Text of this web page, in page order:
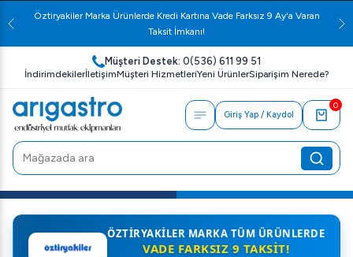
Öztiryakiler Marka Ürünlerde Kredi Kartına Vade Farksız 9 Ay'a Varan
Taksit İmkanı!
Müşteri Destek: 0(536) 611 99 51
İndirimdekilerİletişimMüşteri HizmetleriYeni ÜrünlerSiparişim Nerede?
Giriş Yap / Kaydol
0
ÖZTIRYAKILER MARKA TÜM ÜRÜNLERDE
VADE FARKSIZ 9 TAKSIT!